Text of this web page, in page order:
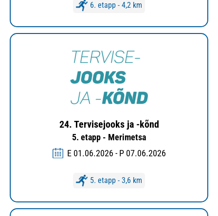
6. etapp - 4,2 km
24. Tervisejooks ja -kõnd
5. etapp - Merimetsa
E 01.06.2026 - P 07.06.2026
5. etapp - 3,6 km